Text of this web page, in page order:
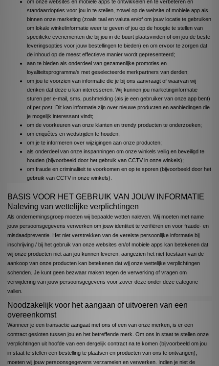
om onze websites en mobiele apps te ontwikkelen en te verbeteren en
standaardopties voor jou in te stellen, zowel op de website of mobiele app als
binnen onze marketing (zoals taal en valuta en/of om jouw locatie te gebruiken
om lokale winkelinformatie weer te geven of jou op de hoogte te stellen van
specifieke evenementen die bij jou in de buurt plaatsvinden of om jou de beste
leveringsopties voor jouw bestellingen te bieden) en om ervoor te zorgen dat
de inhoud op de meest effectieve manier wordt gepresenteerd;
aan te bieden als onderdeel van gezamenlijke promoties en
loyaliteitsprogramma's met geselecteerde merkpartners van derden;
om jou te voorzien van informatie die je bij ons aanvraagt of waarvan wij
denken dat deze u kan interesseren. Wij kunnen jou marketinginformatie
sturen per e-mail, sms, pushmelding (als je een gebruiker van onze app bent)
of per post. Dit kan informatie zijn over nieuwe producten en aanbiedingen die
je mogelijk interessant vindt;
om de voorkeuren van onze klanten en trendy producten te onderzoeken;
om enquêtes en wedstrijden te houden;
om je te informeren over wijzigingen aan onze producten;
als onderdeel van onze inspanningen om onze winkels veilig en beveiligd te
houden (bijvoorbeeld door het gebruik van CCTV in onze winkels);
om fraude en criminaliteit te voorkomen en op te sporen (bijvoorbeeld door het
gebruik van CCTV in onze winkels).
BASIS VOOR HET GEBRUIK VAN JOUW INFORMATIE
Naleving van wettelijke verplichtingen
Als ondernemingsgroep moeten wij bepaalde wetten naleven. Wij moeten met name
jouw persoonsgegevens verwerken om jouw identiteit te verifiëren en voor fraude- en
misdaadpreventie. Het niet verstrekken van de vereiste persoonlijke informatie bij
inschrijving / bij het gebruik van onze websites en/of mobiele apps kan betekenen dat
wij onze producten niet aan jou kunnen leveren, aangezien het niet toestaan van de
aankoop van onze producten kan betekenen dat wij onze wettelijke verplichtingen
schenden. Je kunt geen bezwaar maken tegen de verwerking of vragen om
verwijdering van jouw persoonsgegevens voor zover deze onder deze categorie
vallen.
Noodzakelijk voor het aangaan of uitvoeren van een
overeenkomst
Wanneer je een transactie aangaat met ons of een van onze merken, is er een
contract gesloten tussen jou en het betreffende merk. Om ons in staat te stellen onze
verplichtingen uit hoofde van een dergelijk contract na te komen (bijvoorbeeld om jou
in staat te stellen een bestelling te plaatsen en producten van ons te ontvangen),
moeten wij jouw persoonsgegevens verzamelen en verwerken. Indien je niet de